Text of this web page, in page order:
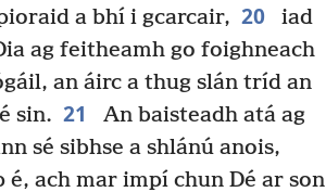
a bhí i gcarcair, 20
iad
ag feitheamh go foighneach
an áirc a thug slán tríd an
sin. 21
An baisteadh atá ag
sé sibhse a shlánú anois,
ach mar impí chun Dé ar son